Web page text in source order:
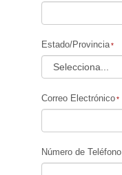
Estado/Provincia
Correo Electrónico
Número de Teléfono